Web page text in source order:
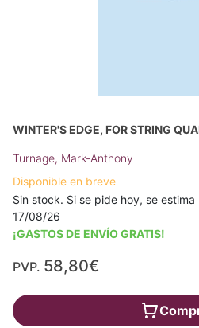
WINTER'S EDGE, FOR STRING
Turnage, Mark-Anthony
Disponible en breve
Sin stock. Si se pide hoy, se
17/08/26
¡GASTOS DE ENVÍO GRATIS!
PVP. 58,80€